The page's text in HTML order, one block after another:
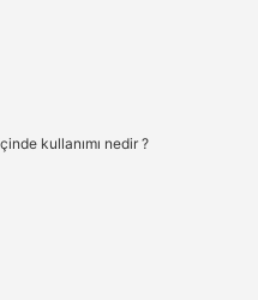
kullanımı nedir ?